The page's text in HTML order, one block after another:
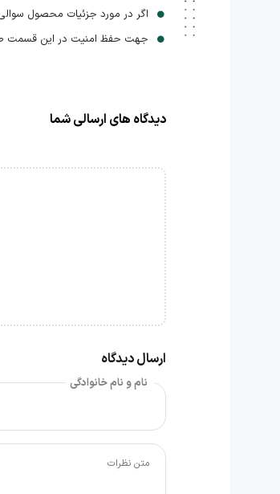
اگر در مورد جزئیات محصول سوالی
جهت حفظ امنیت در این قسمت
دیدگاه های ارسالی شما
ارسال دیدگاه
نام و نام خانوادگی